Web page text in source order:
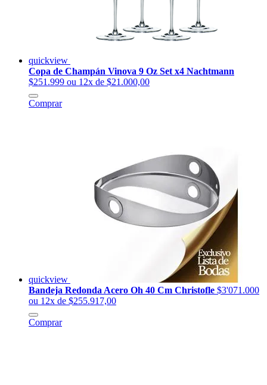
quickview
Copa de Champán Vinova 9 Oz Set x4 Nachtmann
$251.999 ou 12x de $21.000,00
Comprar
quickview
Bandeja Redonda Acero Oh 40 Cm Christofle $3'071.000
ou 12x de $255.917,00
Comprar